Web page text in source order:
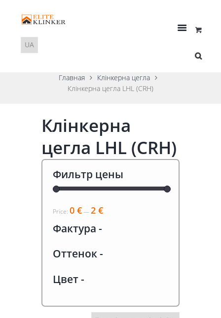
Главная
Клінкерна цегла
Клінкерна цегла LHL (CRH)
Клінкерна
цегла LHL (CRH)
Фильтр цены
Price: 0 €—2 €
Фактура -
Оттенок-
Цвет-